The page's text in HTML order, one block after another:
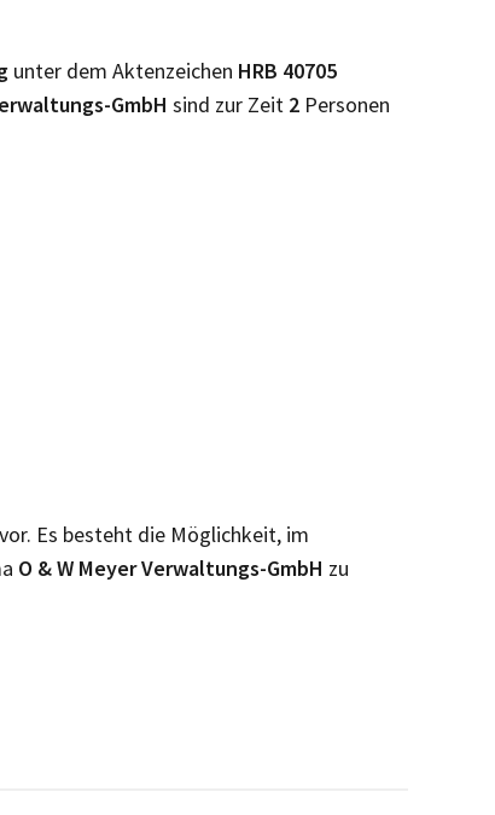
unter dem Aktenzeichen HRB 40705
GmbH sind zur Zeit 2 Personen
Es besteht die Möglichkeit, im
O & W Meyer Verwaltungs-GmbH zu